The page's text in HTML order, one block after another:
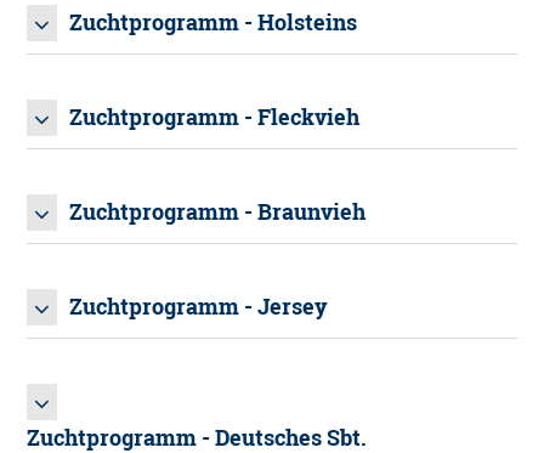
Zuchtprogramm - Holsteins
HOLSTEINS
Zuchtprogramm - Fleckvieh
FLECKVIEH
Zuchtprogramm - Braunvieh
BRAUNVIEH
Zuchtprogramm - Jersey
Zuchtprogramm - Deutsches Sbt.